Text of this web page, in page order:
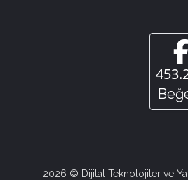
2026 © Dijital Teknolojiler ve